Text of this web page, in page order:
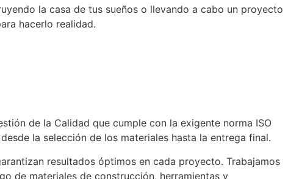
la casa de tus sueños o llevando a cabo un proyecto
hacerlo realidad.
de la Calidad que cumple con la exigente norma ISO
la selección de los materiales hasta la entrega final.
resultados óptimos en cada proyecto. Trabajamos
de materiales de construcción, herramientas y